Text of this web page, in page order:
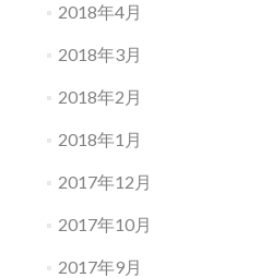
2018年4月
2018年3月
2018年2月
2018年1月
2017年12月
2017年10月
2017年9月